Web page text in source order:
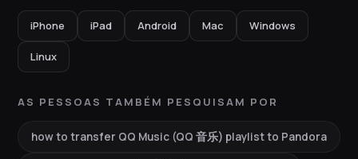
iPhone iPad Android Mac Windows
Linux
AS PESSOAS TAMBÉM PESQUISAM POR
how to transfer QQ Music (QQ 音乐) playlist to Pandora